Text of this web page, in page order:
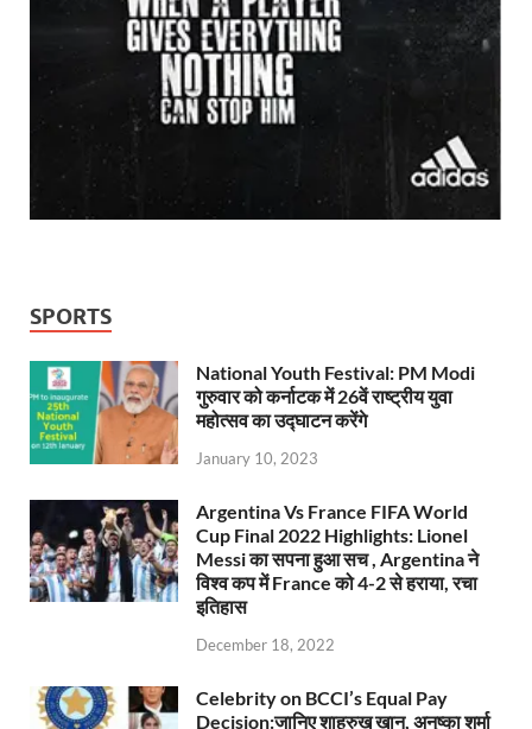
SPORTS
National Youth Festival: PM Modi
गुरुवार को कर्नाटक में 26वें राष्ट्रीय युवा
महोत्सव का उद्घाटन करेंगे
January 10, 2023
Argentina Vs France FIFA World
Cup Final 2022 Highlights: Lionel
Messi का सपना हुआ सच , Argentina ने
विश्व कप में France को 4-2 से हराया, रचा
इतिहास
December 18, 2022
Celebrity on BCCI’s Equal Pay
Decision:जानिए शाहरुख खान, अनुष्का शर्मा